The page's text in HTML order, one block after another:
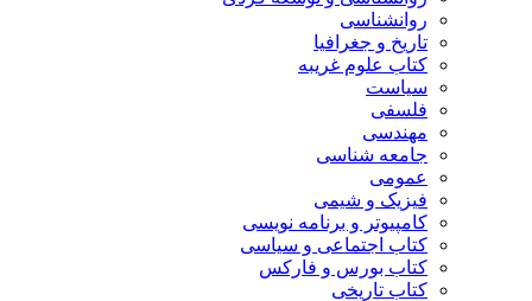
روانشناسی
تاریخ و جغرافیا
کتاب علوم غریبه
سیاست
فلسفی
مهندسی
جامعه شناسی
عمومی
فیزیک و شیمی
کامپیوتر و برنامه نویسی
کتاب اجتماعی و سیاسی
کتاب بورس و فارکس
کتاب تاریخی